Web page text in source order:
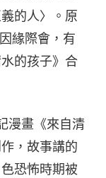
的人〉。原
緣際會，有
的孩子》合
漫畫《來自清
，故事講的
恐怖時期被